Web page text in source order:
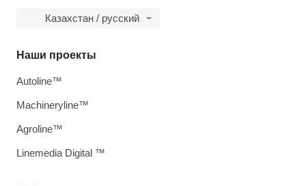
Казахстан / русский
Наши проекты
Autoline™
Machineryline™
Agroline™
Linemedia Digital ™